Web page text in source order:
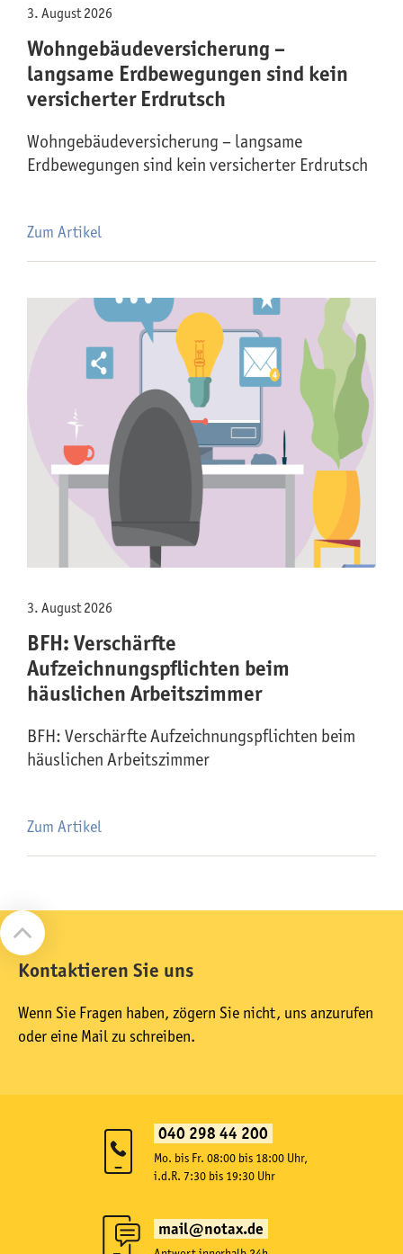
3. August 2026
Wohngebäude­versicherung –
langsame Erdbewegungen sind kein
versicherter Erdrutsch
Wohngebäude­versicherung – langsame
Erdbewegungen sind kein versicherter Erdrutsch
Zum Artikel
3. August 2026
BFH: Verschärfte
Aufzeichnungspflichten beim
häuslichen Arbeitszimmer
BFH: Verschärfte Aufzeichnungspflichten beim
häuslichen Arbeitszimmer
Zum Artikel
Kontaktieren Sie uns
Wenn Sie Fragen haben, zögern Sie nicht, uns anzurufen
oder eine Mail zu schreiben.
040 298 44 200
Mo. bis Fr. 08:00 bis 18:00 Uhr,
i.d.R. 7:30 bis 19:30 Uhr
mail@notax.de